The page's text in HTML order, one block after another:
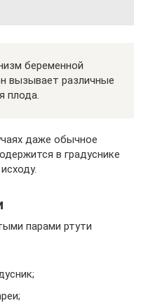
беременной
вызывает различные
плода.
даже обычное
в градуснике
парами ртути